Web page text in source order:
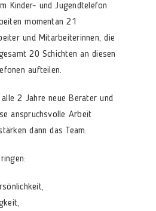
Kinder- und Jugendtelefon
momentan 21
und Mitarbeiterinnen, die
20 Schichten an diesen
aufteilen.
2 Jahre neue Berater und
anspruchsvolle Arbeit
dann das Team.